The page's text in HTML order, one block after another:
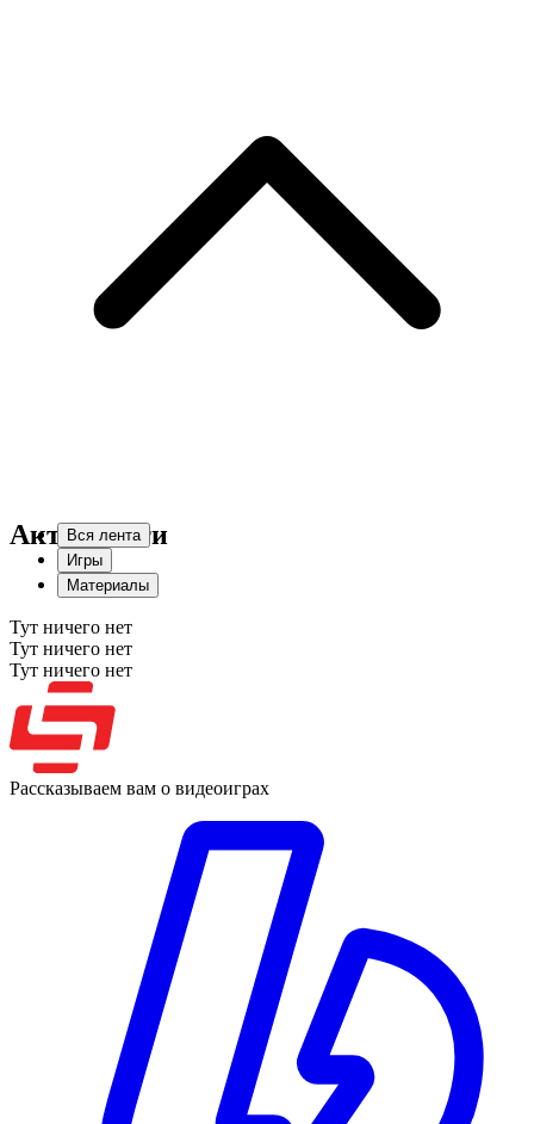
Активности
Вся лента
Игры
Материалы
Тут ничего нет
Тут ничего нет
Тут ничего нет
Рассказываем вам о видеоиграх